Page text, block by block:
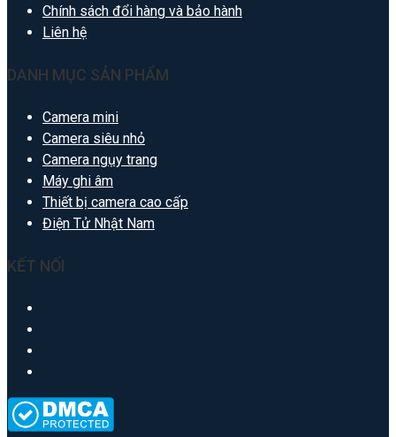
Chính sách đổi hàng và bảo hành
Liên hệ
DANH MỤC SẢN PHẨM
Camera mini
Camera siêu nhỏ
Camera ngụy trang
Máy ghi âm
Thiết bị camera cao cấp
Điện Tử Nhật Nam
KẾT NỐI